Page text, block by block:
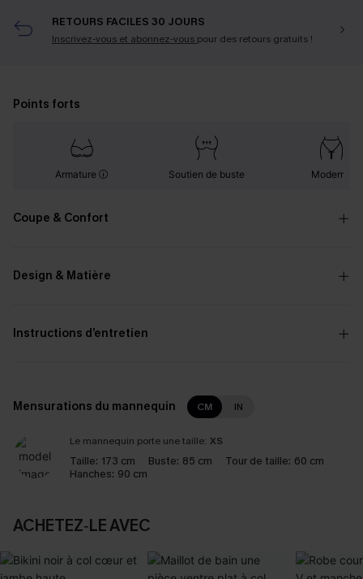
RETOURS FACILES 30 JOURS
Inscrivez-vous et abonnez-vous pour des retours gratuits !
Points forts
Armature Soutien de buste Moderne
Coupe & Confort
Design & Matière
Instructions d’entretien
Mensurations du mannequin CM IN
Le mannequin porte une taille: XS
Taille: 173 cm Buste: 85 cm Tour de taille: 60 cm
Hanches: 90 cm
ACHETEZ‑LE AVEC